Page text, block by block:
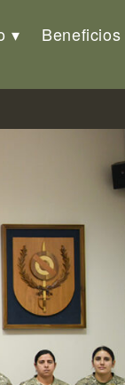
Beneficios